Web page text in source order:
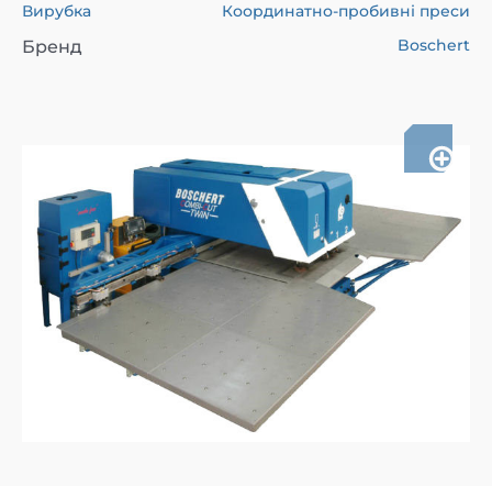
Вирубка Координатно-пробивні преси
Бренд Boschert